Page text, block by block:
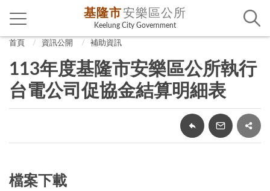
基隆市 安樂區公所
Keelung City Government
首頁 資訊公開 補助資訊
113年度基隆市安樂區公所執行
台電公司促協金結算明細表
檔案下載